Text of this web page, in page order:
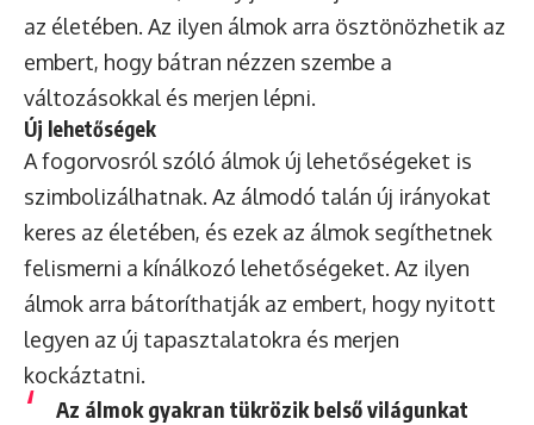
az életében. Az ilyen álmok arra ösztönözhetik az
embert, hogy bátran nézzen szembe a
változásokkal és merjen lépni.
Új lehetőségek
A fogorvosról szóló álmok új lehetőségeket is
szimbolizálhatnak. Az álmodó talán új irányokat
keres az életében, és ezek az álmok segíthetnek
felismerni a kínálkozó lehetőségeket. Az ilyen
álmok arra bátoríthatják az embert, hogy nyitott
legyen az új tapasztalatokra és merjen
kockáztatni.
Az álmok gyakran tükrözik belső világunkat